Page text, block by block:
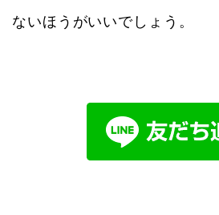
ないほうがいいでしょう。